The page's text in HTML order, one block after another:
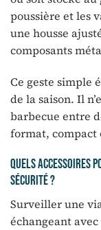
poussière et les
une housse
composants
Ce geste simple
de la saison. Il
barbecue entre
format, compact
Quels accessoires
sécurité ?
Surveiller une
échangeant